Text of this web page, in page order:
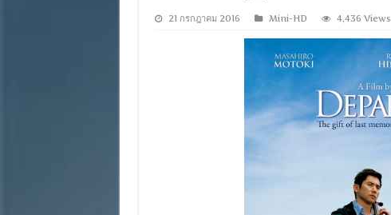
21 กรกฎาคม 2016 Mini-HD 4,436 Views